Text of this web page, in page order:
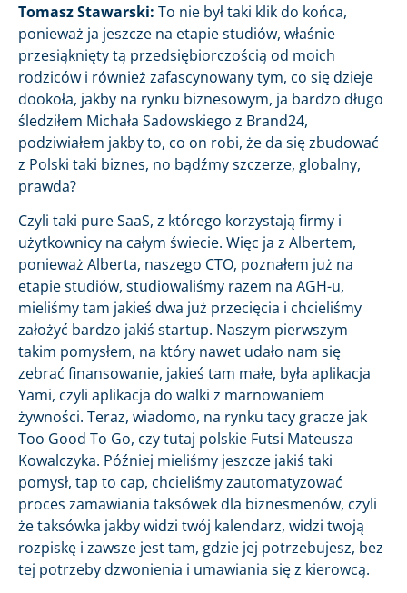
Tomasz Stawarski: To nie był taki klik do końca,
ponieważ ja jeszcze na etapie studiów, właśnie
przesiąknięty tą przedsiębiorczością od moich
rodziców i również zafascynowany tym, co się dzieje
dookoła, jakby na rynku biznesowym, ja bardzo długo
śledziłem Michała Sadowskiego z Brand24,
podziwiałem jakby to, co on robi, że da się zbudować
z Polski taki biznes, no bądźmy szczerze, globalny,
prawda?
Czyli taki pure SaaS, z którego korzystają firmy i
użytkownicy na całym świecie. Więc ja z Albertem,
ponieważ Alberta, naszego CTO, poznałem już na
etapie studiów, studiowaliśmy razem na AGH-u,
mieliśmy tam jakieś dwa już przecięcia i chcieliśmy
założyć bardzo jakiś startup. Naszym pierwszym
takim pomysłem, na który nawet udało nam się
zebrać finansowanie, jakieś tam małe, była aplikacja
Yami, czyli aplikacja do walki z marnowaniem
żywności. Teraz, wiadomo, na rynku tacy gracze jak
Too Good To Go, czy tutaj polskie Futsi Mateusza
Kowalczyka. Później mieliśmy jeszcze jakiś taki
pomysł, tap to cap, chcieliśmy zautomatyzować
proces zamawiania taksówek dla biznesmenów, czyli
że taksówka jakby widzi twój kalendarz, widzi twoją
rozpiskę i zawsze jest tam, gdzie jej potrzebujesz, bez
tej potrzeby dzwonienia i umawiania się z kierowcą.